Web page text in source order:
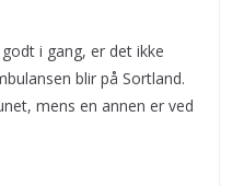
i gang, er det ikke
blir på Sortland.
mens en annen er ved